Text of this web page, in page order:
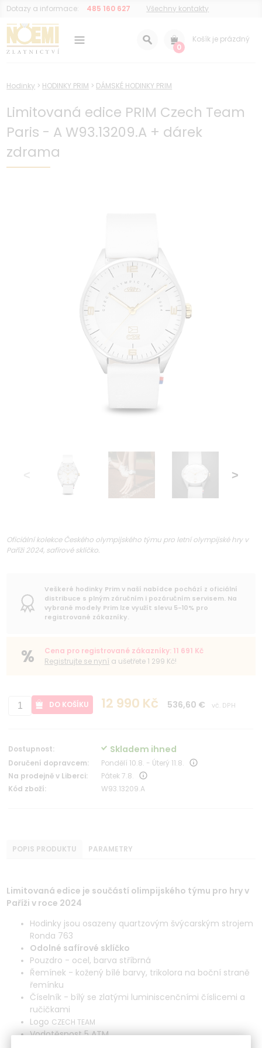
Dotazy a informace: 485 160 627 Všechny kontakty
0
Košík je prázdný
Hodinky > HODINKY PRIM > DÁMSKÉ HODINKY PRIM
Limitovaná edice PRIM Czech Team
Paris - A W93.13209.A + dárek
zdrama
Oficiální kolekce Českého olympijského týmu pro letní olympijské hry v
Paříži 2024, safírové sklíčko.
Veškeré hodinky Prim v naší nabídce pochází z oficiální
distribuce s plným záručním i pozáručním servisem. Na
vybrané modely Prim lze využít slevu 5-10% pro
registrované zákazníky.
Cena pro registrované zákazníky: 11 691 Kč
Registrujte se nyní a ušetřete 1 299 Kč!
DO KOŠÍKU 12 990 Kč 536,60 € vč. DPH
Dostupnost: Skladem ihned
Doručení dopravcem:
Pondělí 10.8. - Úterý 11.8.
Na prodejně v Liberci:
Pátek 7.8.
Kód zboží:
W93.13209.A
POPIS PRODUKTU PARAMETRY
Limitovaná edice je součástí olimpijského týmu pro hry v
Paříži v roce 2024
Hodinky jsou osazeny quartzovým švýcarským strojem
Ronda 763
Odolné safírové sklíčko
Pouzdro - ocel, barva stříbrná
Řemínek - kožený bílé barvy, trikolora na boční straně
řemínku
Číselník - bílý se zlatými luminiscenčními číslicemi a
ručičkami
Logo CZECH TEAM
Vodotěsnost 5 ATM